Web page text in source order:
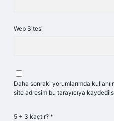
Web Sitesi
Daha sonraki yorumlarımda
site adresim bu tarayıcıya
5 + 3 kaçtır? *